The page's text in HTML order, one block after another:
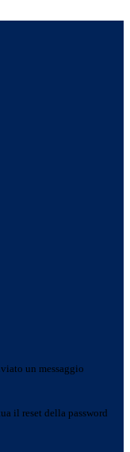
un messaggio
il reset della password